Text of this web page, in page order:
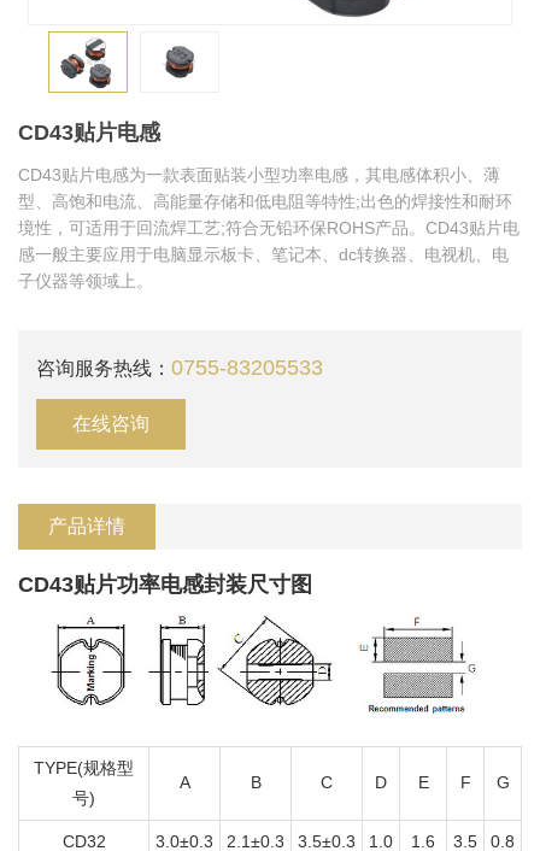
CD43贴片电感
CD43贴片电感为一款表面贴装小型功率电感，其电感体积小、薄
型、高饱和电流、高能量存储和低电阻等特性;出色的焊接性和耐环
境性，可适用于回流焊工艺;符合无铅环保ROHS产品。CD43贴片电
感一般主要应用于电脑显示板卡、笔记本、dc转换器、电视机、电
子仪器等领域上。
咨询服务热线： 0755-83205533
在线咨询
产品详情
CD43贴片功率电感封装尺寸图
TYPE(规格型
号)
A B C D E F G
CD32 3.0±0.3 2.1±0.3 3.5±0.3 1.0 1.6 3.5 0.8